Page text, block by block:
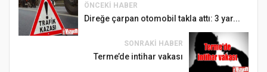
ÖNCEKI HABER
Direğe çarpan otomobil takla attı: 3 yar...
SONRAKI HABER
Terme’de intihar vakası